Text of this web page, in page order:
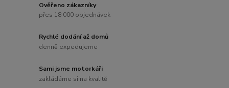
Ověřeno zákazníky
přes 18 000 objednávek
Rychlé dodání až domů
denně expedujeme
Sami jsme motorkáři
zakládáme si na kvalitě